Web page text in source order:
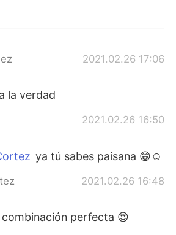
Türkçe
2021.02.26 17:06
la verdad
2021.02.26 16:50
ya tú sabes paisana 😁☺
2021.02.26 16:48
combinación perfecta 😍